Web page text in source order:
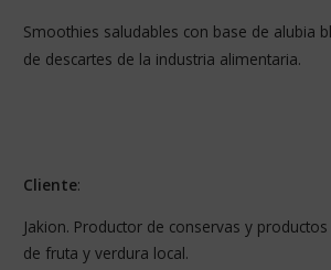
Smoothies saludables con base de alubia
de descartes de la industria alimentaria.
Cliente:
Jakion. Productor de conservas y
de fruta y verdura local.